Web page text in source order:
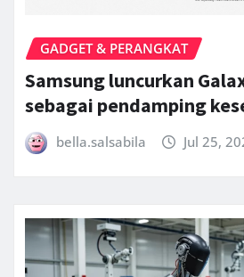
GADGET & PERANGKAT
Samsung luncurkan
sebagai pendamping
bella.salsabila Jul 25,